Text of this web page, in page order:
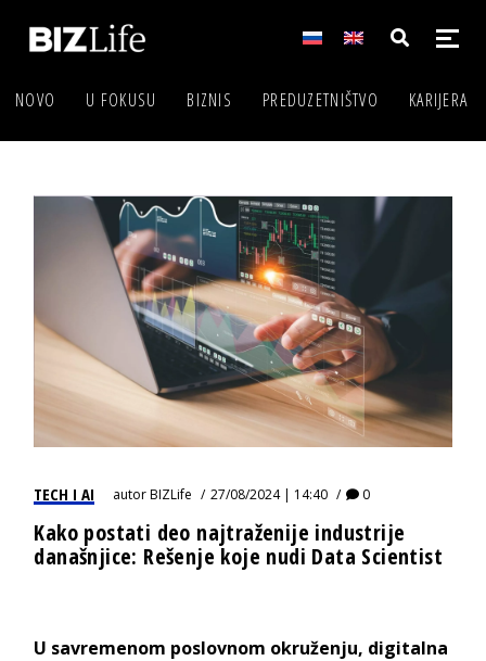
NOVO U FOKUSU BIZNIS PREDUZETNIŠTVO KARIJERA
TECH I AI autorBIZLife 27/08/2024 | 14:40 0
Kako postati deo najtraženije industrije
današnjice: Rešenje koje nudi Data Scientist
U savremenom poslovnom okruženju, digitalna